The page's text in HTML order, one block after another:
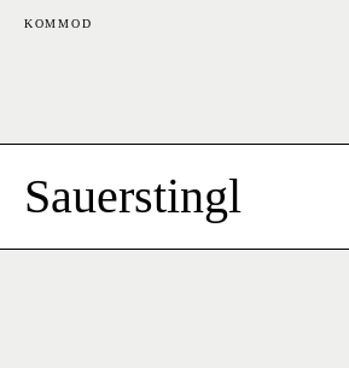
KOMMOD
Sauerstingl